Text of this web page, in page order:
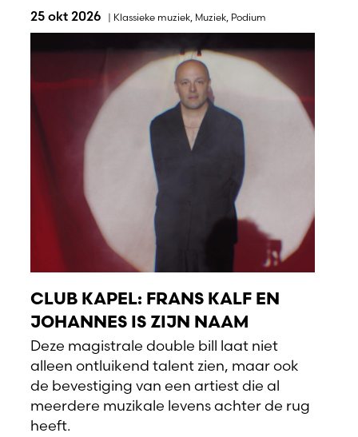
25 okt 2026 | Klassieke muziek Muziek Podium
CLUB KAPEL: FRANS KALF EN
JOHANNES IS ZIJN NAAM
Deze magistrale double bill laat niet
alleen ontluikend talent zien, maar ook
de bevestiging van een artiest die al
meerdere muzikale levens achter de rug
heeft.